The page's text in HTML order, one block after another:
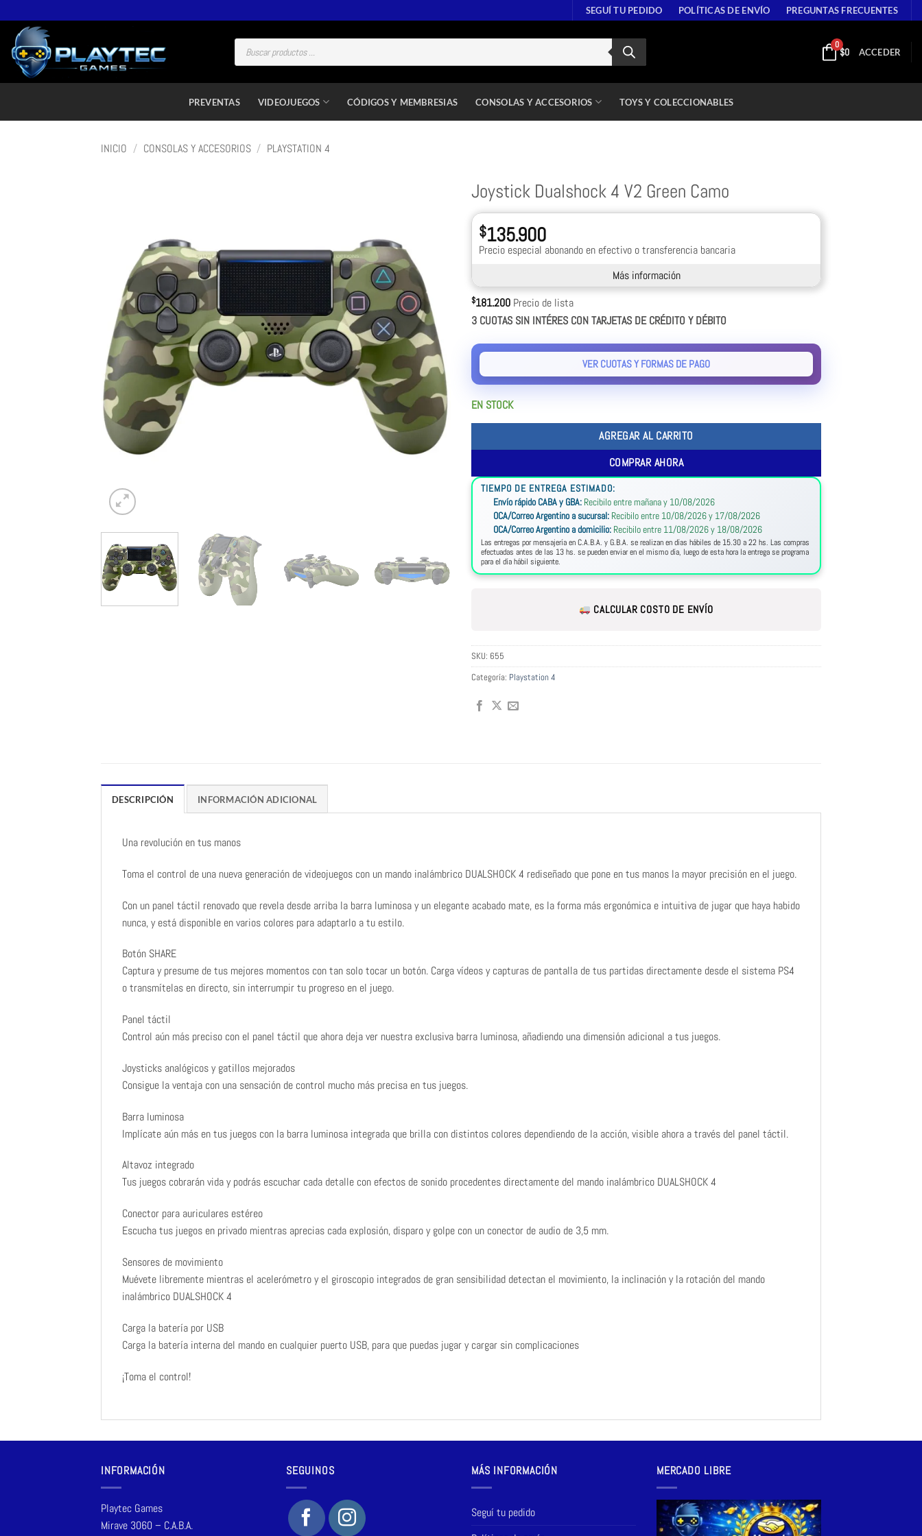
SEGUÍ TU PEDIDO POLÍTICAS DE ENVÍO PREGUNTAS FRECUENTES
0
$0 ACCEDER
PREVENTAS VIDEOJUEGOS CÓDIGOS Y MEMBRESIAS CONSOLAS Y ACCESORIOS TOYS Y COLECCIONABLES
INICIO / CONSOLAS Y ACCESORIOS / PLAYSTATION 4
Joystick Dualshock 4 V2 Green Camo
$135.900
Precio especial abonando en efectivo o transferencia bancaria
Más información
$181.200 Precio de lista
3 CUOTAS SIN INTÉRES CON TARJETAS DE CRÉDITO Y DÉBITO
VER CUOTAS Y FORMAS DE PAGO
EN STOCK
AGREGAR AL CARRITO
COMPRAR AHORA
TIEMPO DE ENTREGA ESTIMADO:
Envío rápido CABA y GBA: Recibilo entre mañana y 10/08/2026
OCA/Correo Argentino a sucursal: Recibilo entre 10/08/2026 y 17/08/2026
OCA/Correo Argentino a domicilio: Recibilo entre 11/08/2026 y 18/08/2026
Las entregas por mensajería en C.A.B.A. y G.B.A. se realizan en días hábiles de 15.30 a 22 hs. Las compras
efectuadas antes de las 13 hs. se pueden enviar en el mismo día, luego de esta hora la entrega se programa
para el día hábil siguiente.
CALCULAR COSTO DE ENVÍO
SKU: 655
Categoría: Playstation 4
DESCRIPCIÓN INFORMACIÓN ADICIONAL
Una revolución en tus manos
Toma el control de una nueva generación de videojuegos con un mando inalámbrico DUALSHOCK 4 rediseñado que pone en tus manos la mayor precisión en el juego.
Con un panel táctil renovado que revela desde arriba la barra luminosa y un elegante acabado mate, es la forma más ergonómica e intuitiva de jugar que haya habido
nunca, y está disponible en varios colores para adaptarlo a tu estilo.
Botón SHARE
Captura y presume de tus mejores momentos con tan solo tocar un botón. Carga vídeos y capturas de pantalla de tus partidas directamente desde el sistema PS4
o transmítelas en directo, sin interrumpir tu progreso en el juego.
Panel táctil
Control aún más preciso con el panel táctil que ahora deja ver nuestra exclusiva barra luminosa, añadiendo una dimensión adicional a tus juegos.
Joysticks analógicos y gatillos mejorados
Consigue la ventaja con una sensación de control mucho más precisa en tus juegos.
Barra luminosa
Implícate aún más en tus juegos con la barra luminosa integrada que brilla con distintos colores dependiendo de la acción, visible ahora a través del panel táctil.
Altavoz integrado
Tus juegos cobrarán vida y podrás escuchar cada detalle con efectos de sonido procedentes directamente del mando inalámbrico DUALSHOCK 4
Conector para auriculares estéreo
Escucha tus juegos en privado mientras aprecias cada explosión, disparo y golpe con un conector de audio de 3,5 mm.
Sensores de movimiento
Muévete libremente mientras el acelerómetro y el giroscopio integrados de gran sensibilidad detectan el movimiento, la inclinación y la rotación del mando
inalámbrico DUALSHOCK 4
Carga la batería por USB
Carga la batería interna del mando en cualquier puerto USB, para que puedas jugar y cargar sin complicaciones
¡Toma el control!
INFORMACIÓN
Playtec Games
Mirave 3060 – C.A.B.A.
SEGUINOS MÁS INFORMACIÓN
Seguí tu pedido
MERCADO LIBRE